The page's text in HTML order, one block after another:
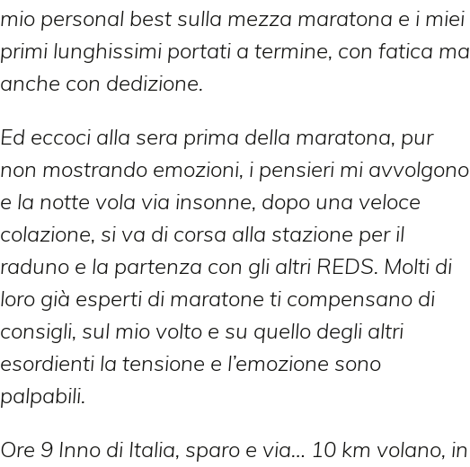
mio personal best sulla mezza maratona e i miei
primi lunghissimi portati a termine, con fatica ma
anche con dedizione.
Ed eccoci alla sera prima della maratona, pur
non mostrando emozioni, i pensieri mi avvolgono
e la notte vola via insonne, dopo una veloce
colazione, si va di corsa alla stazione per il
raduno e la partenza con gli altri REDS. Molti di
loro già esperti di maratone ti compensano di
consigli, sul mio volto e su quello degli altri
esordienti la tensione e l’emozione sono
palpabili.
Ore 9 Inno di Italia, sparo e via… 10 km volano, in